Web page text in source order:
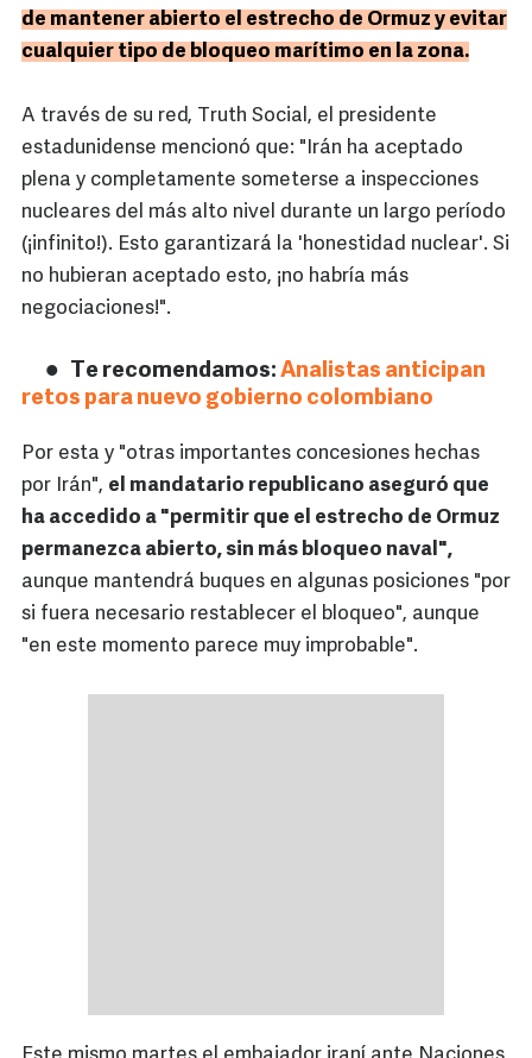
de mantener abierto el estrecho de Ormuz y evitar
cualquier tipo de bloqueo marítimo en la zona.
A través de su red, Truth Social, el presidente
estadunidense mencionó que: "Irán ha aceptado
plena y completamente someterse a inspecciones
nucleares del más alto nivel durante un largo período
(¡infinito!). Esto garantizará la 'honestidad nuclear'. Si
no hubieran aceptado esto, ¡no habría más
negociaciones!".
Te recomendamos: Analistas anticipan
retos para nuevo gobierno colombiano
Por esta y "otras importantes concesiones hechas
por Irán", el mandatario republicano aseguró que
ha accedido a "permitir que el estrecho de Ormuz
permanezca abierto, sin más bloqueo naval",
aunque mantendrá buques en algunas posiciones "por
si fuera necesario restablecer el bloqueo", aunque
"en este momento parece muy improbable".